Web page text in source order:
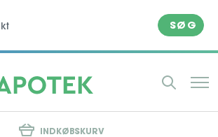
SØG
INDKØBSKURV